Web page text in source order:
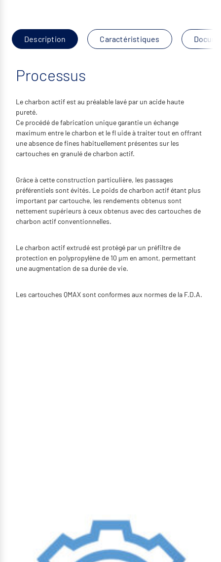
Description Caractéristiques
Processus
Le charbon actif est au préalable lavé par un acide haute
pureté.
Ce procédé de fabrication unique garantie un échange
maximum entre le charbon et le fl uide à traiter tout en offrant
une absence de fines habituellement présentes sur les
cartouches en granulé de charbon actif.
Grâce à cette construction particulière, les passages
préférentiels sont évités. Le poids de charbon actif étant plus
important par cartouche, les rendements obtenus sont
nettement supérieurs à ceux obtenus avec des cartouches de
charbon actif conventionnelles.
Le charbon actif extrudé est protégé par un préfiltre de
protection en polypropylène de 10 μm en amont, permettant
une augmentation de sa durée de vie.
Les cartouches QMAX sont conformes aux normes de la F.D.A.